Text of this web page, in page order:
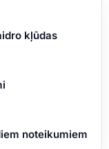
kļūdas
noteikumiem